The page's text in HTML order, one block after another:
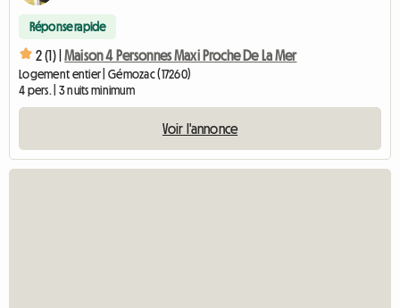
Réponse rapide
2 (1) | Maison 4 Personnes Maxi Proche De La Mer
Logement entier | Gémozac (17260)
4 pers. | 3 nuits minimum
Voir l'annonce